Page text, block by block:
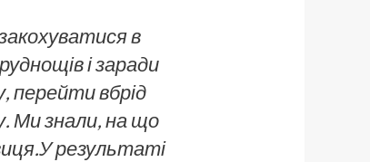
в
і заради
перейти вбрід
Ми знали, на що
У результаті